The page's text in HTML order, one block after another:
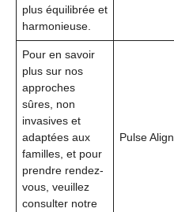
plus équilibrée et
harmonieuse.
Pour en savoir
plus sur nos
approches
sûres, non
invasives et
adaptées aux
familles, et pour
prendre rendez-
vous, veuillez
consulter notre
Pulse Align